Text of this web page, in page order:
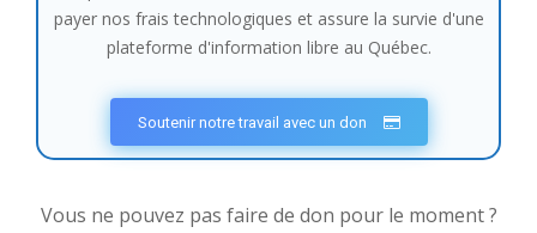
payer nos frais technologiques et assure la survie d'une
plateforme d'information libre au Québec.
Soutenir notre travail avec un don
Vous ne pouvez pas faire de don pour le moment ?